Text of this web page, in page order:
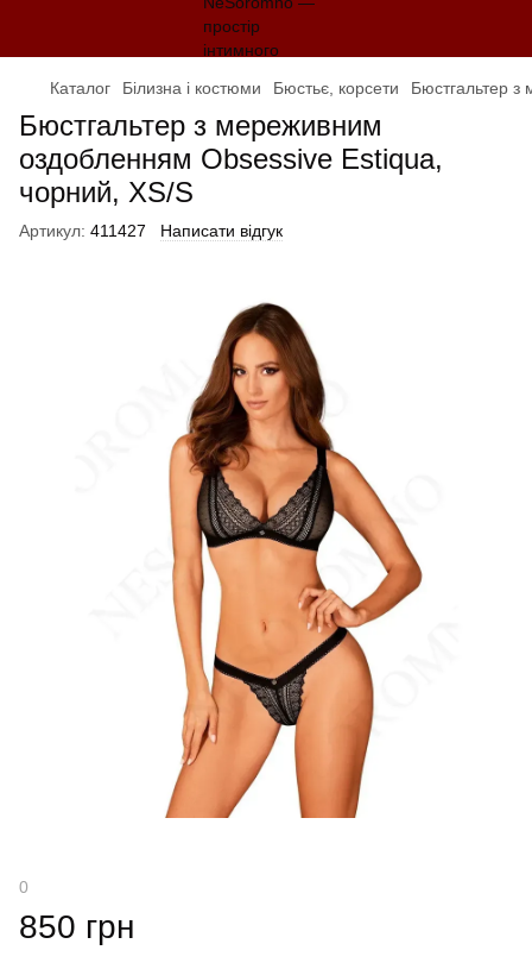
Каталог Білизна і костюми Бюстьє, корсети Бюстгальтер
Бюстгальтер з мереживним
оздобленням Obsessive Estiqua,
чорний, XS/S
Артикул: 411427 Написати відгук
0
850 грн